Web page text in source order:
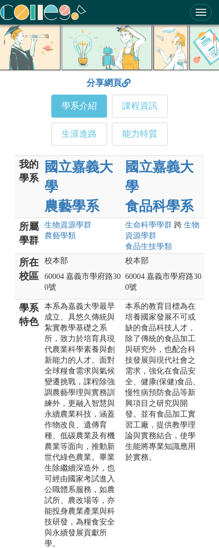
ColleGo! 大學選才與高中育才輔助系統
分享網頁
學系介紹 課程資訊
生涯進路 能力特質
我的
學系
國立嘉義大
學
農藝學系
國立嘉義大
學
食品科學系
所屬
學群
生物資源學群
農藝學類
生命科學學群 跨 生物
資源學群
食品生技學類
所在
校區
校本部
60004 嘉義市學府路30
0號
校本部
60004 嘉義市學府路30
0號
學系
特色
本系為嘉義大學最早
成立、具悠久傳統與
紮實教學基礎之系
所，致力於培育具現
代農業科學素養與創
新能力的人才。面對
全球糧食需求與氣候
變遷挑戰，課程除強
調農藝學理與實務訓
練外，更融入智慧與
永續農業科技，涵蓋
作物改良、遺傳育
種、低碳農業及有機
農業等面向，推動新
世代綠色農業。畢業
生除繼續深造外，也
可經由國家考試進入
公職體系服務，如農
試所、農改場等，亦
能投身農業產業與科
技研發，為糧食安全
與永續發展貢獻所
學。
本系的教育目標為在
培養國家發展不可或
缺的食品科技人才，
除了傳統的食品加工
與研究外，也配合科
技發展與現代社會之
需求，強化在食品安
全、健康(保健)食品、
慢性病預防食品等新
興項目之研究與開
發。並有食品加工實
習工廠，提供教學理
論與實務結合，使學
生能將專業知識應用
於實務。